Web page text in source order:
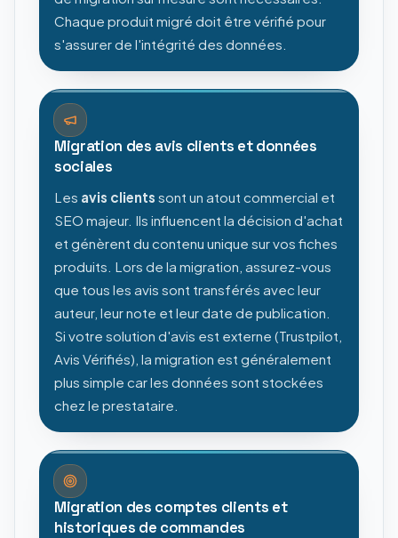
Chaque produit migré doit être vérifié pour
s'assurer de l'intégrité des données.
Migration des avis clients et données
sociales
Les avis clients sont un atout commercial et
SEO majeur. Ils influencent la décision d'achat
et génèrent du contenu unique sur vos fiches
produits. Lors de la migration, assurez-vous
que tous les avis sont transférés avec leur
auteur, leur note et leur date de publication.
Si votre solution d'avis est externe (Trustpilot,
Avis Vérifiés), la migration est généralement
plus simple car les données sont stockées
chez le prestataire.
Migration des comptes clients et
historiques de commandes